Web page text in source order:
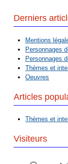
Derniers
Mentions
Personnages
Personnages
Thèmes et
Oeuvres
Articles
Thèmes et
Visiteurs